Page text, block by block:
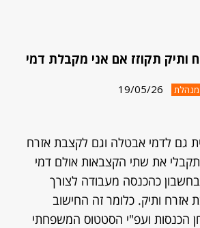
ותיק תקוזז אם אני מקבלת דמי
מנהלת 19/05/26
גם לדמי אבטלה וגם לקצבת אזרח
תקבלי את שתי הקצבאות אולם דמי
כהכנסה מעבודה לצורך
אזרח ותיק. כלומר זה החישוב
הכנסות ועפ"י הסטטוס המשפחתי